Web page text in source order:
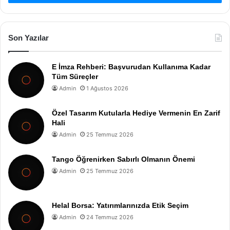
Son Yazılar
E İmza Rehberi: Başvurudan Kullanıma Kadar
Tüm Süreçler
Admin 1 Ağustos 2026
Özel Tasarım Kutularla Hediye Vermenin En Zarif
Hali
Admin 25 Temmuz 2026
Tango Öğrenirken Sabırlı Olmanın Önemi
Admin 25 Temmuz 2026
Helal Borsa: Yatırımlarınızda Etik Seçim
Admin 24 Temmuz 2026